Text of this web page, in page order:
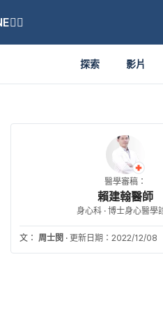
探索 影片
醫學審稿：
賴建翰醫師
身心科 · 博士身心醫學
文： 周士閔 · 更新日期：2022/12/08